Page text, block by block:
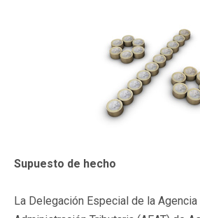
Supuesto de hecho
La Delegación Especial de la